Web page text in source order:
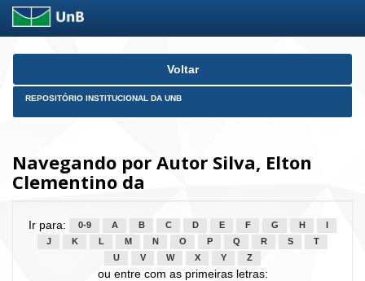
Skip
Voltar
REPOSITÓRIO INSTITUCIONAL DA UNB
Navegando por Autor Silva, Elton
Clementino da
Ir para: 0-9 A B C D E F G H
J
K L M N O P Q R S
T
U
V W X Y Z
ou entre com as primeiras letras: